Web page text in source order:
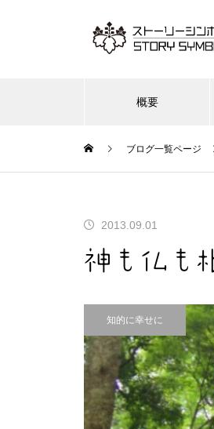
概要
水星（
ボ
ブログ一覧ページ
2013.09.01
神も仏も
知的に幸せに